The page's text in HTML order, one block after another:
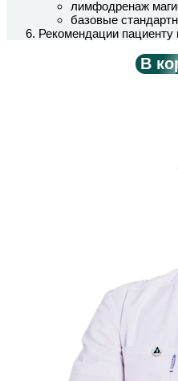
лимфодренаж
базовые
Рекомендации пациенту
В